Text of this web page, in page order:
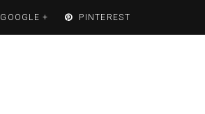
GOOGLE + PINTEREST